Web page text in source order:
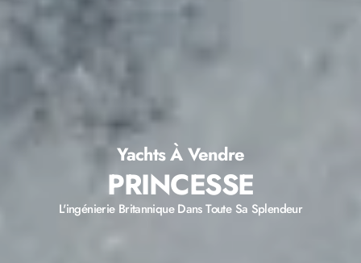
Yachts À Vendre
PRINCESSE
L'ingénierie Britannique Dans Toute Sa Splendeur